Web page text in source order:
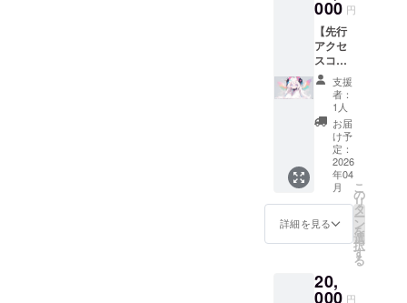
報告
メール
（クラ
ウド
ファン
ディン
グ終了
後、定
期的に
配信）
おすす
めポイ
ント: プ
ロジェ
クトの
ずは活
動を見
000 円
【先行
アクセ
スコー
ス】
10,000
創設者
からの
心を込
めた感
謝メッ
セージ
（メー
ルにて
送付）
プロ
ト活動
報告
支援
者：
1人
お届
け予
定：
2026
年04
月
詳細を見る
こ
の
リ
タ
ー
ン
を
選
択
す
る
20,
000 円